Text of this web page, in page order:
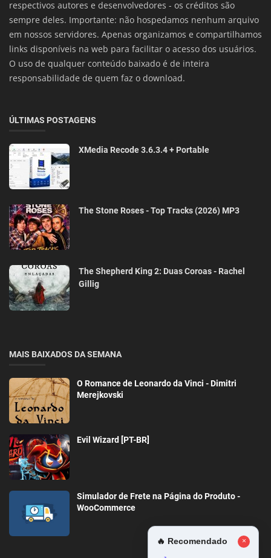
respectivos autores e desenvolvedores - os créditos são
sempre deles. Importante: não hospedamos nenhum arquivo
em nossos servidores. Apenas organizamos e compartilhamos
links disponíveis na web para facilitar o acesso dos usuários.
O uso de qualquer conteúdo baixado é de inteira
responsabilidade de quem faz o download.
ÚLTIMAS POSTAGENS
XMedia Recode 3.6.3.4 + Portable
The Stone Roses - Top Tracks (2026) MP3
The Shepherd King 2: Duas Coroas - Rachel
Gillig
MAIS BAIXADOS DA SEMANA
O Romance de Leonardo da Vinci - Dimitri
Merejkovski
Evil Wizard [PT-BR]
Simulador de Frete na Página do Produto -
WooCommerce
🔥 Recomendado ×